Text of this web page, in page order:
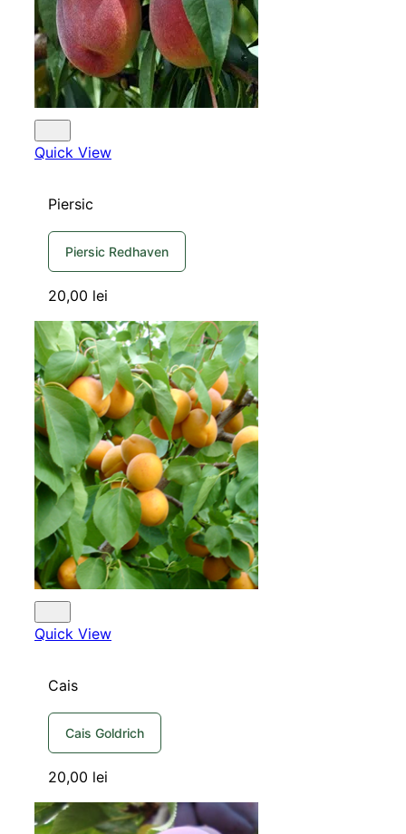
Quick View
Piersic
Piersic Redhaven
20,00 lei
Quick View
Cais
Cais Goldrich
20,00 lei